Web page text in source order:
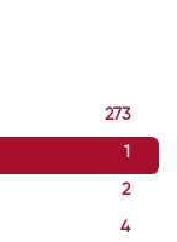
273
1
2
4